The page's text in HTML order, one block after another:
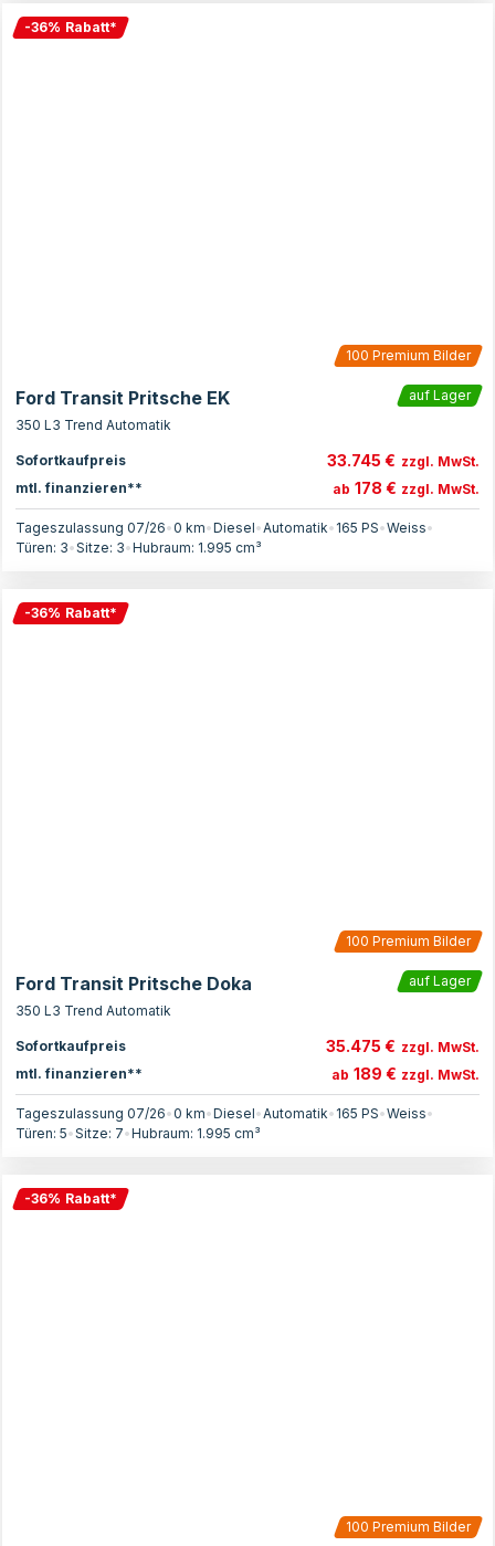
-36% Rabatt*
100 Premium Bilder
Ford Transit Pritsche EK
auf Lager
350 L3 Trend Automatik
Sofortkaufpreis 33.745 € zzgl. MwSt.
mtl. finanzieren**
ab 178 € zzgl. MwSt.
Tageszulassung 07/26•0 km•Diesel•Automatik• 165 PS•Weiss•
Türen: 3•Sitze: 3•Hubraum: 1.995 cm³
-36% Rabatt*
100 Premium Bilder
Ford Transit Pritsche Doka
auf Lager
350 L3 Trend Automatik
Sofortkaufpreis 35.475 € zzgl. MwSt.
mtl. finanzieren**
ab 189 € zzgl. MwSt.
Tageszulassung 07/26•0 km•Diesel•Automatik• 165 PS•Weiss•
Türen: 5•Sitze: 7•Hubraum: 1.995 cm³
-36% Rabatt*
100 Premium Bilder